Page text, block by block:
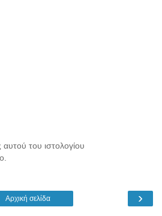
του ιστολογίου
›
Αρχική σελίδα